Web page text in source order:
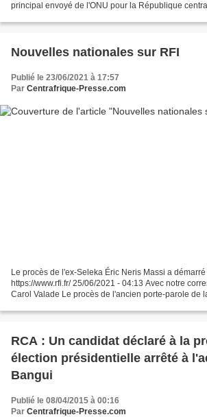
principal envoyé de l'ONU pour la République
Nouvelles nationales sur RFI
Publié le 23/06/2021 à 17:57
Par Centrafrique-Presse.com
Le procès de l'ex-Seleka Éric Neris Massi a
https://www.rfi.fr/ 25/06/2021 - 04:13 Avec notre
Carol Valade Le procès de l'ancien porte-parole de
RCA : Un candidat déclaré à la
élection présidentielle arrêté à
Bangui
Publié le 08/04/2015 à 00:16
Par Centrafrique-Presse.com